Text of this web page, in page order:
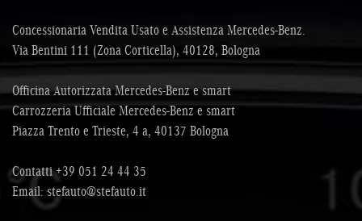
Concessionaria Vendita Usato e Assistenza Mercedes-Benz.
Via Bentini 111 (Zona Corticella), 40128, Bologna
Officina Autorizzata Mercedes-Benz e smart
Carrozzeria Ufficiale Mercedes-Benz e smart
Piazza Trento e Trieste, 4 a, 40137 Bologna
Contatti+39 051 24 44 35
Email: stefauto@stefauto.it